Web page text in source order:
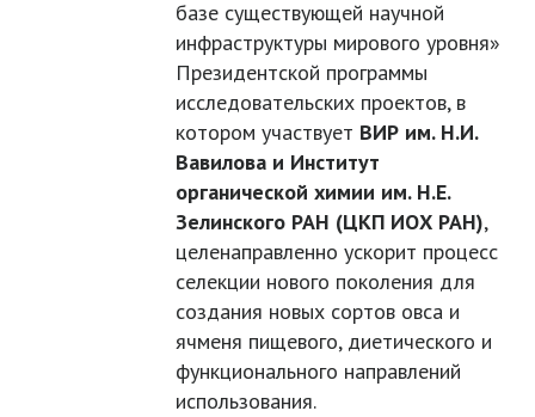
базе существующей научной
инфраструктуры мирового уровня»
Президентской программы
исследовательских проектов, в
котором участвует ВИР им. Н.И.
Вавилова и Институт
органической химии им. Н.Е.
Зелинского РАН (ЦКП ИОХ РАН),
целенаправленно ускорит процесс
селекции нового поколения для
создания новых сортов овса и
ячменя пищевого, диетического и
функционального направлений
использования.